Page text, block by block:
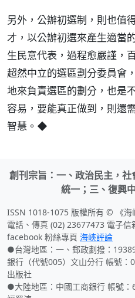
另外，公辦初選制，則也值
才，以公辦初選來產生適當
生民意代表，過程愈嚴謹，
超然中立的選區劃分委員會
地來負責選區的劃分，也是
容易，要能真正做到，則還
智慧。◆
創刊宗旨：一、政治民主，
統一；三、復興
ISSN 1018-1075 版權所有 © 《海
電話、傳真 (02) 23677473 電子信
facebook 粉絲專頁 海峽評論
●台灣地區：一、郵政劃撥：
銀行（代號005）文山分行 帳號
出版社
●大陸地區：中國工商銀行 帳號